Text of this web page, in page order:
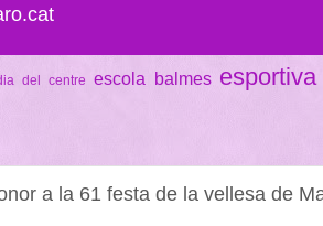
del centre escola balmes esportiva
a la 61 festa de la vellesa de